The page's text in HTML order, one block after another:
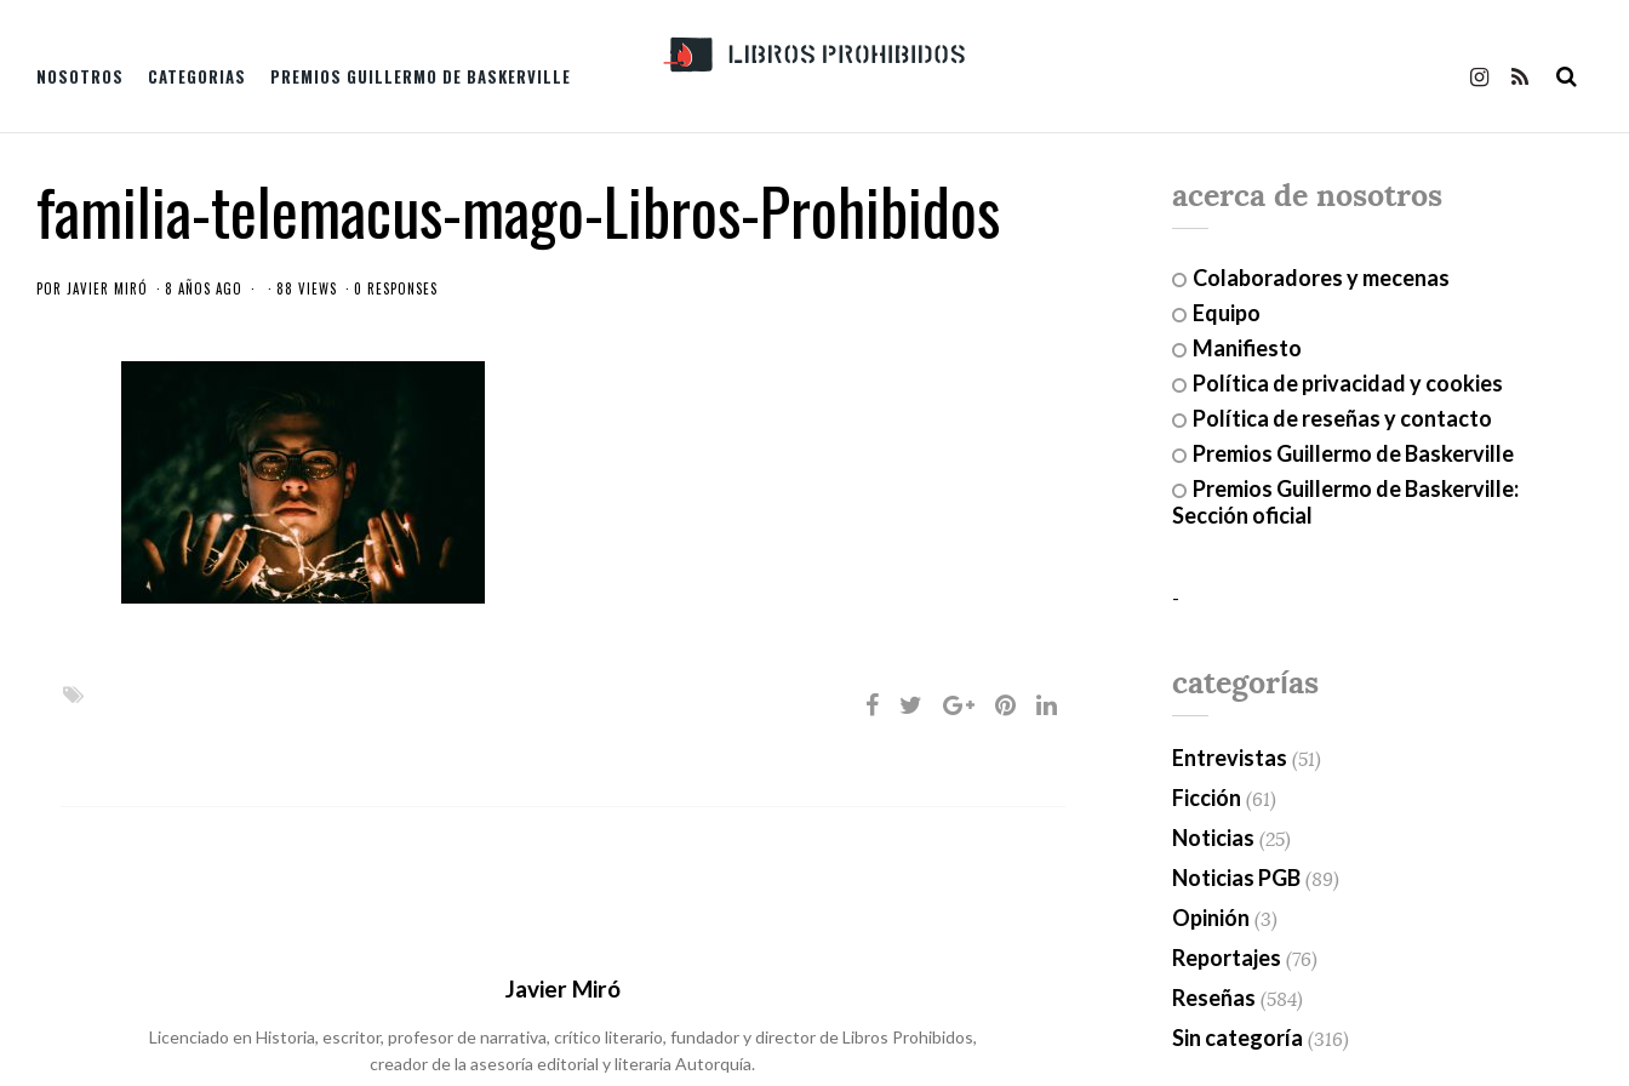
NOSOTROS CATEGORIAS PREMIOS GUILLERMO DE BASKERVILLE
familia-telemacus-mago-Libros-Prohibidos
POR JAVIER MIRÓ 8 AÑOS AGO 88 VIEWS 0 RESPONSES
Javier Miró
Licenciado en Historia, escritor, profesor de narrativa, crítico literario, fundador y director de Libros Prohibidos,
creador de la asesoría editorial y literaria Autorquía.
acerca de nosotros
Colaboradores y mecenas
Equipo
Manifiesto
Política de privacidad y cookies
Política de reseñas y contacto
Premios Guillermo de Baskerville
Premios Guillermo de Baskerville:
Sección oficial
-
categorías
Entrevistas (51)
Ficción (61)
Noticias (25)
Noticias PGB (89)
Opinión (3)
Reportajes (76)
Reseñas (584)
Sin categoría (316)